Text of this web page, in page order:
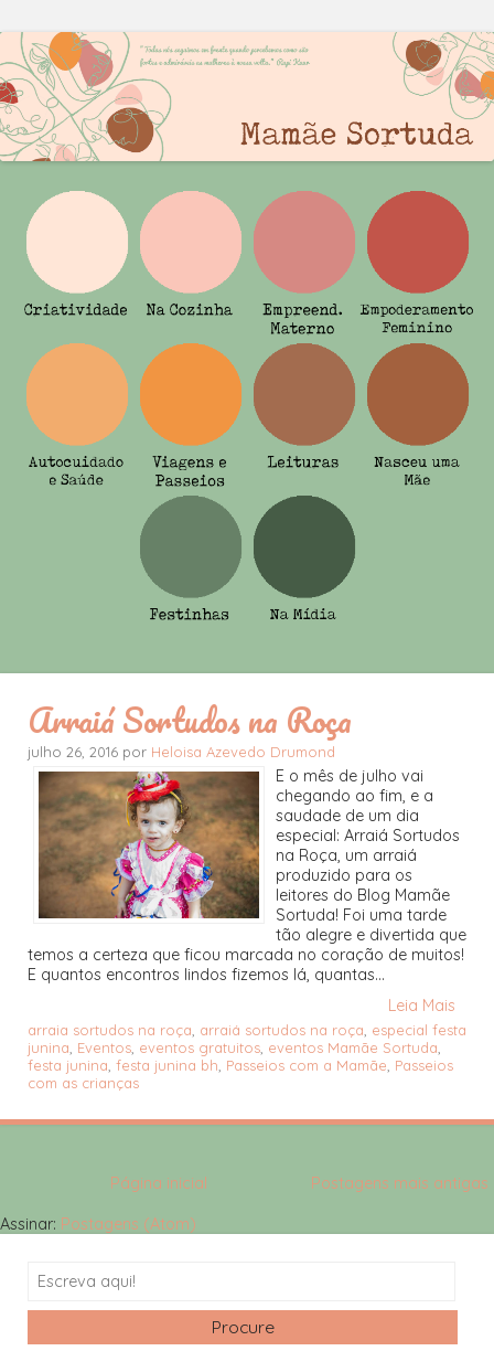
Arraiá Sortudos na Roça
julho 26, 2016 por Heloisa Azevedo Drumond
E o mês de julho vai
chegando ao fim, e a
saudade de um dia
especial: Arraiá Sortudos
na Roça, um arraiá
produzido para os
leitores do Blog Mamãe
Sortuda! Foi uma tarde
tão alegre e divertida que
temos a certeza que ficou marcada no coração de muitos!
E quantos encontros lindos fizemos lá, quantas...
Leia Mais
arraia sortudos na roça arraiá sortudos na roça especial festa
junina Eventos eventos gratuitos eventos Mamãe Sortuda
festa junina festa junina bh Passeios com a Mamãe Passeios
com as crianças
Postagens mais antigas
Página inicial
Assinar: Postagens (Atom)
Search